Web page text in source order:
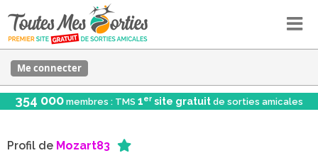
Me connecter
354 000 membres : TMS 1er site gratuit de sorties amicales
Profil de Mozart83